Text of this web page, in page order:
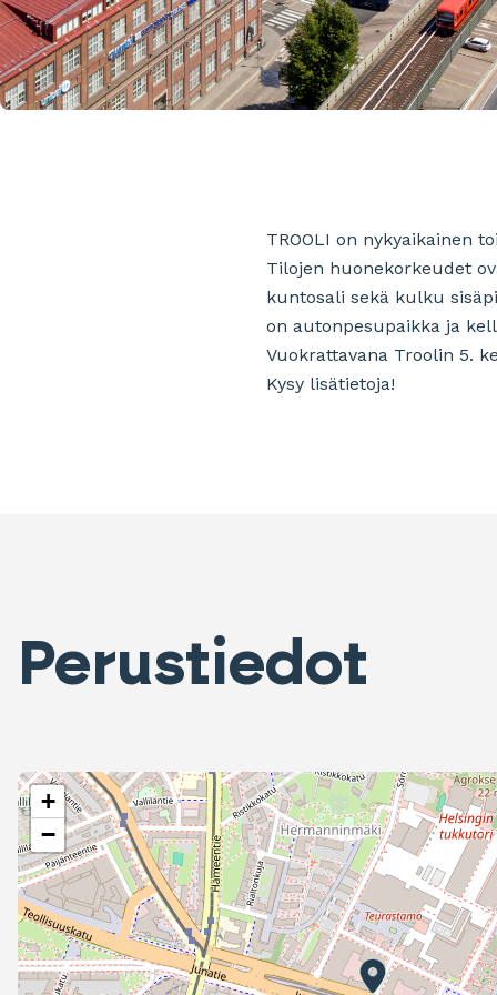
TROOLI on nykyaikainen
Tilojen huonekorkeudet
kuntosali sekä kulku
on autonpesupaikka ja
Vuokrattavana Troolin 5.
Kysy lisätietoja!
Perustiedot
+
−